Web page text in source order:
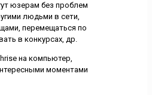
юзерам без проблем
людьми в сети,
перемещаться по
в конкурсах, др.
на компьютер,
моментами